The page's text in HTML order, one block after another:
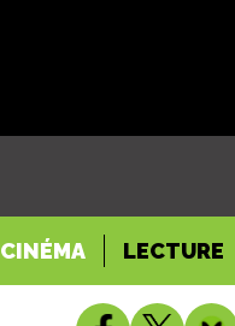
CINÉMA LECTURE